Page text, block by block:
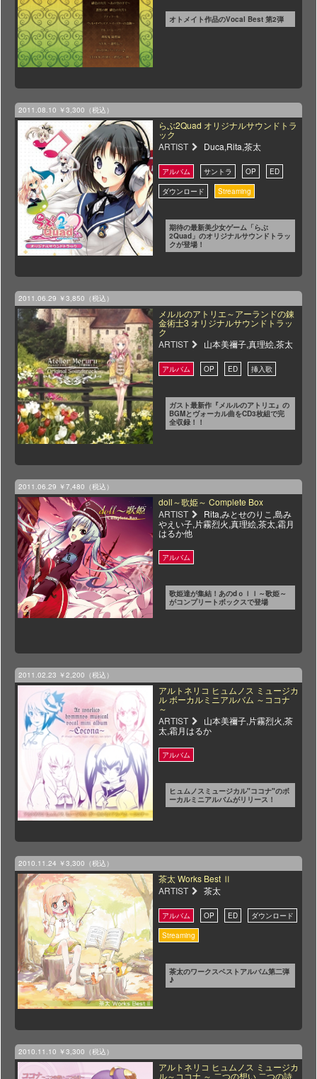
オトメイト作品のVocal Best 第2弾
2011.08.10 ￥3,300（税込）
らぶ2Quad オリジナルサウンドトラ
ック
ARTIST
Duca,Rita,茶太
期待の最新美少女ゲーム「らぶ
2Quad」のオリジナルサウンドトラッ
クが登場！
2011.06.29 ￥3,850（税込）
メルルのアトリエ～アーランドの錬
金術士3 オリジナルサウンドトラッ
ク
ARTIST
山本美禰子,真理絵,茶太
ガスト最新作『メルルのアトリエ』の
BGMとヴォーカル曲をCD3枚組で完
全収録！！
2011.06.29 ￥7,480（税込）
doll～歌姫～ Complete Box
ARTIST
Rita,みとせのりこ,島み
やえい子,片霧烈火,真理絵,茶太,霜月
はるか他
歌姫達が集結！あのdｏｌｌ～歌姫～
がコンプリートボックスで登場
2011.02.23 ￥2,200（税込）
アルトネリコ ヒュムノス ミュージカ
ル ボーカルミニアルバム ～ココナ
～
ARTIST
山本美禰子,片霧烈火,茶
太,霜月はるか
ヒュムノスミュージカル"ココナ"のボ
ーカルミニアルバムがリリース！
2010.11.24 ￥3,300（税込）
茶太 Works Best Ⅱ
ARTIST
茶太
茶太のワークスベストアルバム第二弾
♪
2010.11.10 ￥3,300（税込）
アルトネリコ ヒュムノス ミュージカ
ル～ココナ ～ 二つの想い 二つの詩